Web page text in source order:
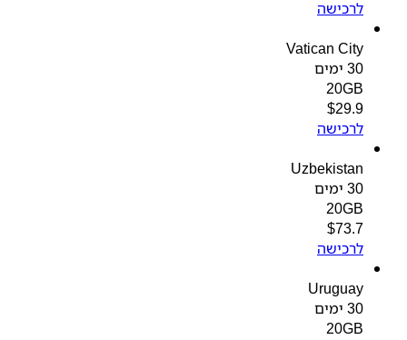
לרכישה
Vatican City
20GB
$29.9
לרכישה
Uzbekistan
20GB
$73.7
לרכישה
Uruguay
20GB